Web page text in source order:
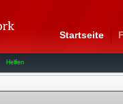
Startseite
Helfen